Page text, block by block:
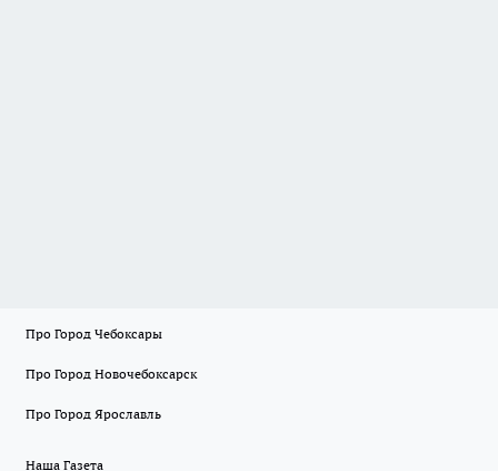
Про Город Чебоксары
Про Город Новочебоксарск
Про Город Ярославль
Наша Газета